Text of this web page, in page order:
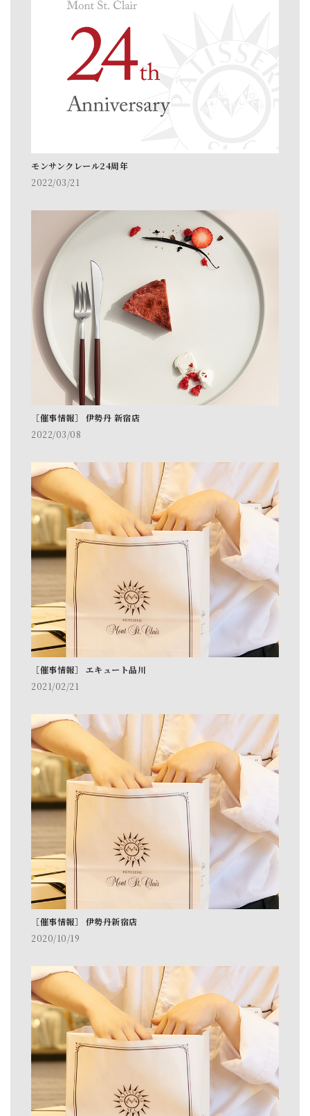
モンサンクレール24周年
2022/03/21
［催事情報］ 伊勢丹 新宿店
2022/03/08
［催事情報］ エキュート品川
2021/02/21
［催事情報］ 伊勢丹新宿店
2020/10/19